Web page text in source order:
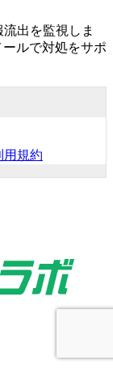
出を監視しま
ルで対処をサポ
用規約